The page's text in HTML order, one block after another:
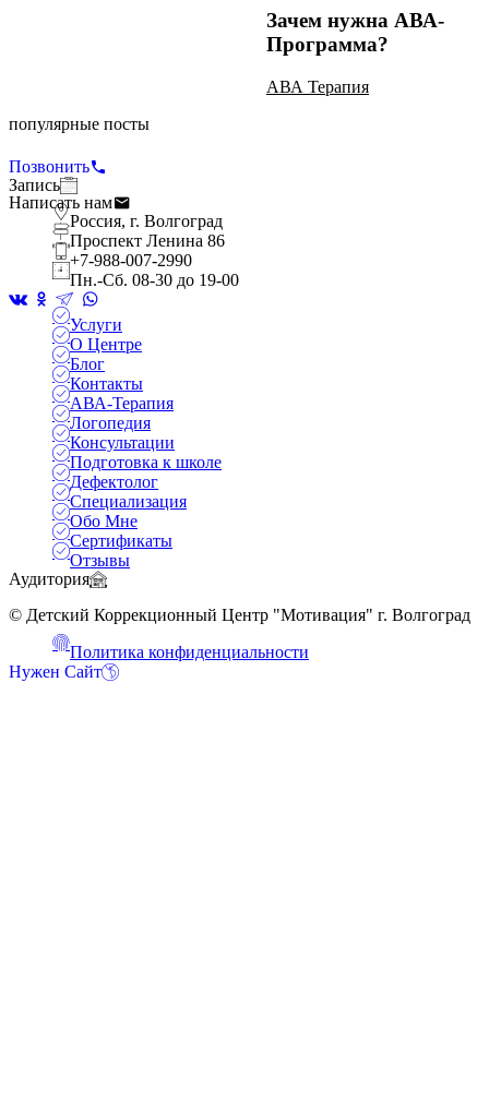
Зачем нужна АВА-
Программа?
АВА Терапия
популярные посты
АВА Терапия
Позвонить
Запись
Написать нам
Россия, г. Волгоград
Проспект Ленина 86
+7-988-007-2990
Пн.-Сб. 08-30 до 19-00
Услуги
О Центре
Блог
Контакты
АВА-Терапия
Логопедия
Консультации
Подготовка к школе
Дефектолог
Специализация
Обо Мне
Сертификаты
Отзывы
Аудитория
© Детский Коррекционный Центр "Мотивация" г. Волгоград
Политика конфиденциальности
Нужен Сайт